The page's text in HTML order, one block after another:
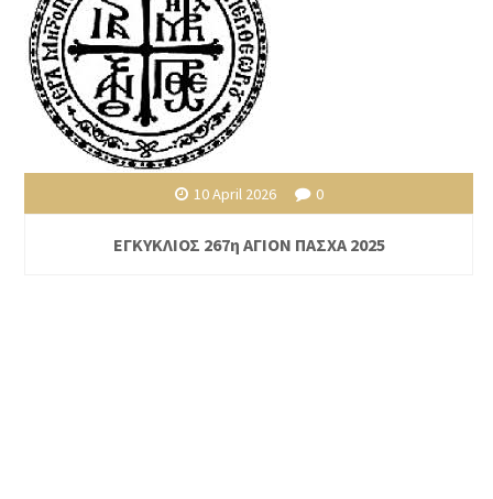
10 April 2026 0
ΕΓΚΥΚΛΙΟΣ 267η ΑΓΙΟΝ ΠΑΣΧΑ 2025